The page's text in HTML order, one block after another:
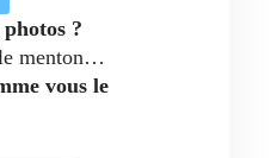
photos ?
menton…
vous le